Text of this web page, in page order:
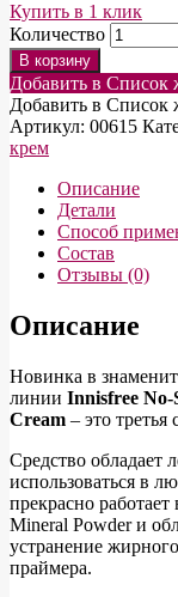
Купить в 1 клик
Количество
В корзину
Добавить в Список
Добавить в Список
Артикул: 00615
крем
Описание
Детали
Способ
Состав
Отзывы (0)
Описание
Новинка в
линии Innisfree No-
Cream – это
Средство обладает
использоваться в
прекрасно
Mineral Powder и
устранение
праймера.